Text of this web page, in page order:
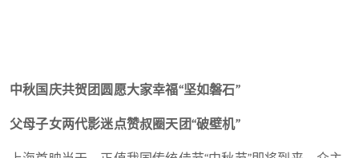
中秋国庆共贺团圆愿大家幸福“坚如磐石”
父母子女两代影迷点赞叔圈天团“破壁机”